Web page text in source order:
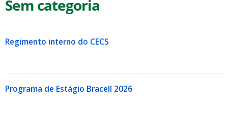
Sem categoria
Regimento interno do CECS
Programa de Estágio Bracell 2026